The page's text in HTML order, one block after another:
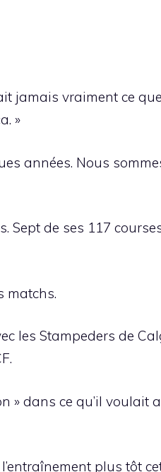
jamais vraiment ce que
»
années. Nous
Sept de ses 117
matchs.
les Stampeders de
» dans ce qu’il voulait
plus tôt